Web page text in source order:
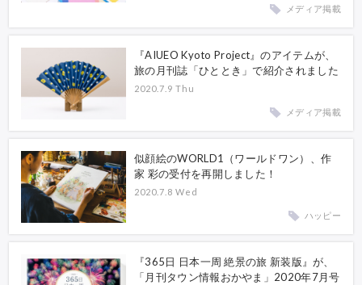
メディア掲載
『AIUEO Kyoto Project』のアイテムが、
旅の月刊誌「ひととき」で紹介されました
2020.7.9 Thu
メディア掲載
似顔絵のWORLD1（ワールドワン）、作
家 彩の受付を再開しました！
2020.7.8 Wed
ハッピー
『365日 日本一周 絶景の旅 新装版』が、
「月刊タウン情報おかやま」2020年7月号